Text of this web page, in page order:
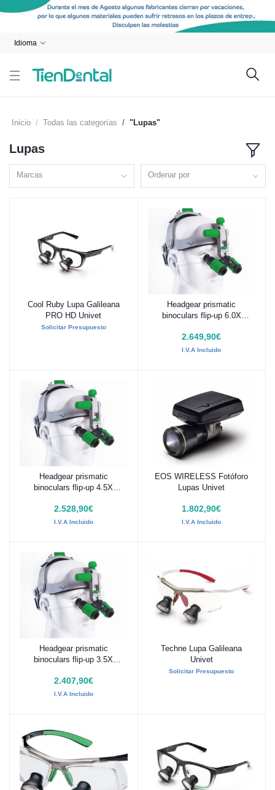
Idioma
Inicio Todas las categorías "Lupas"
Lupas
Marcas Ordenar por
Añadir al carrito
Cool Ruby Lupa Galileana
PRO HD Univet
Solicitar Presupuesto
Añadir al carrito
Headgear prismatic
binoculars flip-up 6.0X
2.649,90€
I.V.A Incluido
Añadir al carrito
Headgear prismatic
binoculars flip-up 4.5X
2.528,90€
I.V.A Incluido
Añadir al carrito
EOS WIRELESS Fotóforo
Lupas Univet
1.802,90€
I.V.A Incluido
Añadir al carrito
Headgear prismatic
binoculars flip-up 3.5X
2.407,90€
I.V.A Incluido
Añadir al carrito
Techne Lupa Galileana
Univet
Solicitar Presupuesto